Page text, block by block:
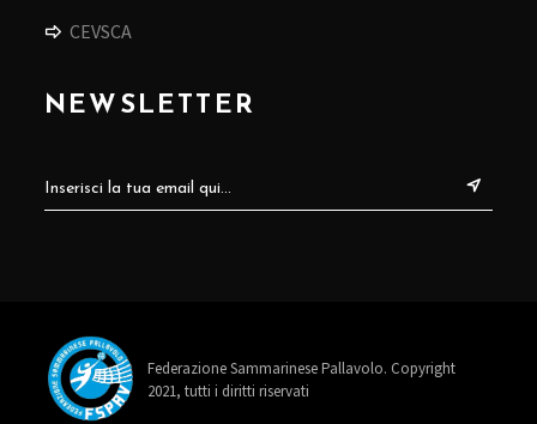
CEVSCA
NEWSLETTER
Federazione Sammarinese Pallavolo. Copyright
2021, tutti i diritti riservati